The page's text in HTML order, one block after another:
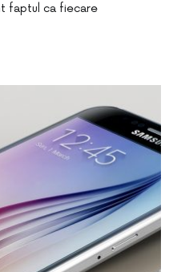
faptul ca fiecare